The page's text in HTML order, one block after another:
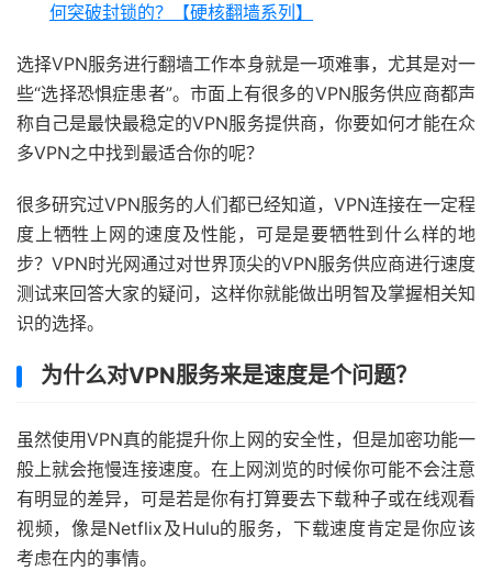
何突破封锁的？【硬核翻墙系列】
选择VPN服务进行翻墙工作本身就是一项难事，尤其是对一
些“选择恐惧症患者”。市面上有很多的VPN服务供应商都声
称自己是最快最稳定的VPN服务提供商，你要如何才能在众
多VPN之中找到最适合你的呢？
很多研究过VPN服务的人们都已经知道，VPN连接在一定程
度上牺牲上网的速度及性能，可是是要牺牲到什么样的地
步？VPN时光网通过对世界顶尖的VPN服务供应商进行速度
测试来回答大家的疑问，这样你就能做出明智及掌握相关知
识的选择。
为什么对VPN服务来是速度是个问题？
虽然使用VPN真的能提升你上网的安全性，但是加密功能一
般上就会拖慢连接速度。在上网浏览的时候你可能不会注意
有明显的差异，可是若是你有打算要去下载种子或在线观看
视频，像是Netflix及Hulu的服务，下载速度肯定是你应该
考虑在内的事情。